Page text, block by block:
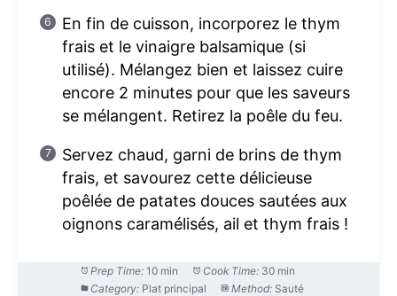
En fin de cuisson, incorporez le thym
frais et le vinaigre balsamique (si
utilisé). Mélangez bien et laissez cuire
encore 2 minutes pour que les saveurs
se mélangent. Retirez la poêle du feu.
Servez chaud, garni de brins de thym
frais, et savourez cette délicieuse
poêlée de patates douces sautées aux
oignons caramélisés, ail et thym frais !
Prep Time: 10 min Cook Time: 30 min
Category: Plat principal Method: Sauté